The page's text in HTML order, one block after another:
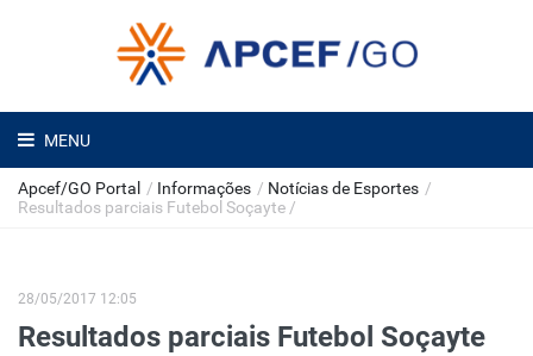
MENU
Apcef/GO Portal / Informações / Notícias de Esportes /
Resultados parciais Futebol Soçayte /
28/05/2017 12:05
Resultados parciais Futebol Soçayte